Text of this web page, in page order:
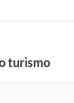
turismo